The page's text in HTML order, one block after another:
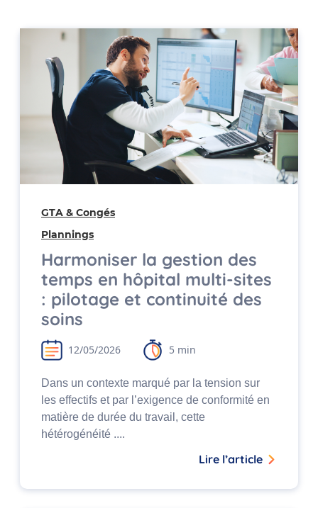
GTA & Congés
Plannings
Harmoniser la gestion des
temps en hôpital multi-sites
: pilotage et continuité des
soins
12/05/2026 5 min
Dans un contexte marqué par la tension sur
les effectifs et par l’exigence de conformité en
matière de durée du travail, cette
hétérogénéité ....
Lire l’article